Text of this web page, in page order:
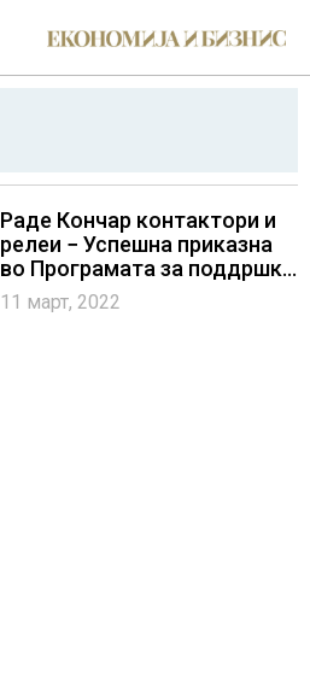
Раде Кончар контактори и
релеи − Успешна приказна
во Програмата за поддршка
на конкурентноста на МСП
на ЕБОР и на ЕУ
11 март, 2022